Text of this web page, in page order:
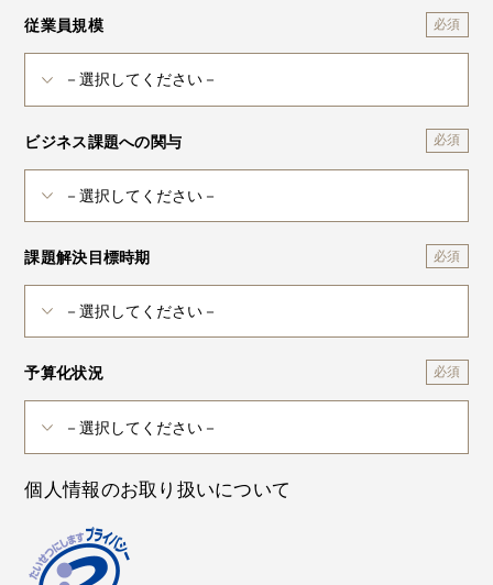
従業員規模
ビジネス課題への関与
課題解決目標時期
予算化状況
個人情報のお取り扱いについて